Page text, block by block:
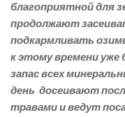
благоприятной для
продолжают
подкармливать
к этому времени
запас всех
день досеивают
травами и ведут